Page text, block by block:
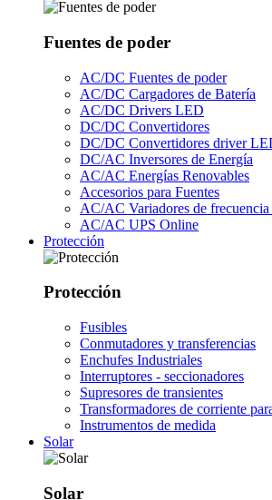
Fuentes de poder
AC/DC Fuentes de poder
AC/DC Cargadores de Batería
AC/DC Drivers LED
DC/DC Convertidores
DC/DC Convertidores driver
DC/AC Inversores de Energía
AC/AC Energías Renovables
Accesorios para Fuentes
AC/AC Variadores de
AC/AC UPS Online
Protección
Protección
Fusibles
Conmutadores y transferencias
Enchufes Industriales
Interruptores - seccionadores
Supresores de transientes
Transformadores de corriente
Instrumentos de medida
Solar
Solar